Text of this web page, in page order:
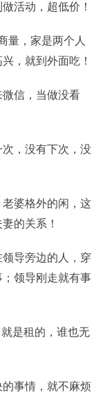
活动，超低价！
量，家是两个人
，就到外面吃！
信，当做没看
，没有下次，没
婆格外的闲，这
的关系！
导旁边的人，穿
领导刚走就有事
是租的，谁也无
事情，就不麻烦